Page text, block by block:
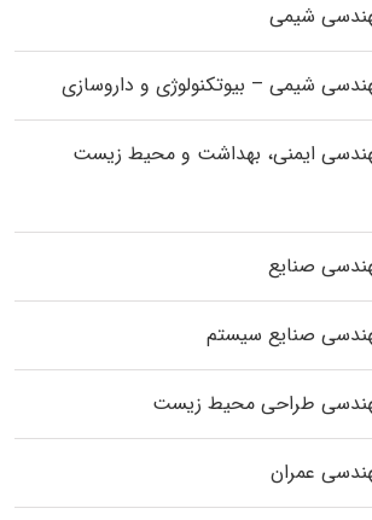
شیمی
شیمی – بیوتکنولوژی و داروسازی
ایمنی، بهداشت و محیط زیست
صنایع
صنایع سیستم
طراحی محیط زیست
عمران